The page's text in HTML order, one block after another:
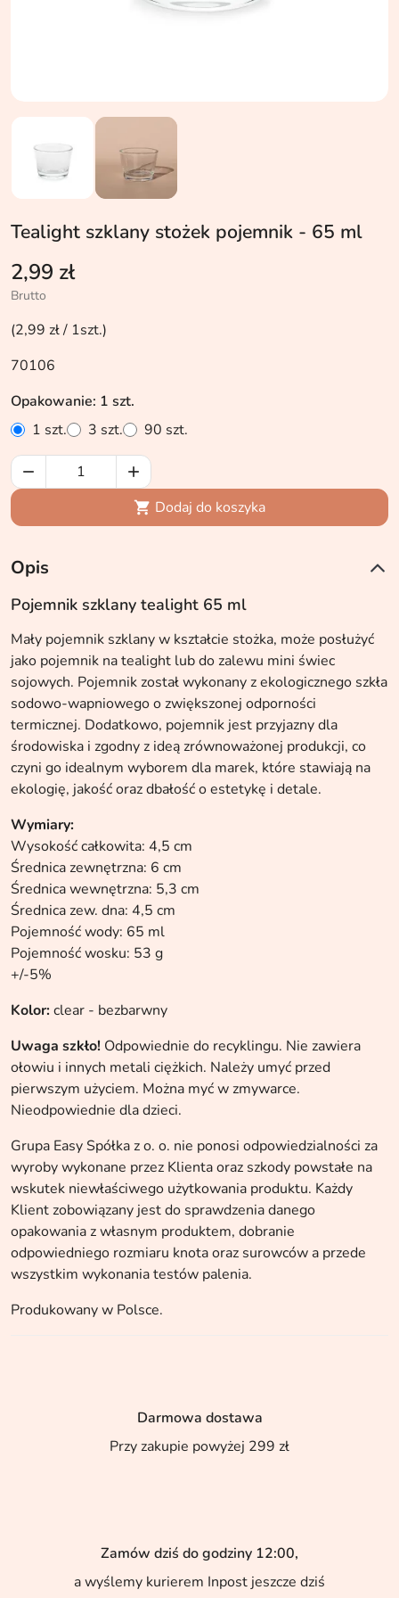
Tealight szklany stożek pojemnik - 65 ml
2,99 zł
Brutto
(2,99 zł / 1szt.)
70106
Opakowanie: 1 szt.
1 szt.
3 szt. 90 szt.


 Dodaj do koszyka
Opis
Pojemnik szklany tealight 65 ml
Mały pojemnik szklany w kształcie stożka, może posłużyć
jako pojemnik na tealight lub do zalewu mini świec
sojowych. Pojemnik został wykonany z ekologicznego szkła
sodowo-wapniowego o zwiększonej odporności
termicznej. Dodatkowo, pojemnik jest przyjazny dla
środowiska i zgodny z ideą zrównoważonej produkcji, co
czyni go idealnym wyborem dla marek, które stawiają na
ekologię, jakość oraz dbałość o estetykę i detale.
Wymiary:
Wysokość całkowita: 4,5 cm
Średnica zewnętrzna: 6 cm
Średnica wewnętrzna: 5,3 cm
Średnica zew. dna: 4,5 cm
Pojemność wody: 65 ml
Pojemność wosku: 53 g
+/-5%
Kolor:clear - bezbarwny
Uwaga szkło! Odpowiednie do recyklingu. Nie zawiera
ołowiu i innych metali ciężkich. Należy umyć przed
pierwszym użyciem. Można myć w zmywarce.
Nieodpowiednie dla dzieci.
Grupa Easy Spółka z o. o. nie ponosi odpowiedzialności za
wyroby wykonane przez Klienta oraz szkody powstałe na
wskutek niewłaściwego użytkowania produktu. Każdy
Klient zobowiązany jest do sprawdzenia danego
opakowania z własnym produktem, dobranie
odpowiedniego rozmiaru knota oraz surowców a przede
wszystkim wykonania testów palenia.
Produkowany w Polsce.
Darmowa dostawa
Przy zakupie powyżej 299 zł
Zamów dziś do godziny 12:00,
a wyślemy kurierem Inpost jeszcze dziś